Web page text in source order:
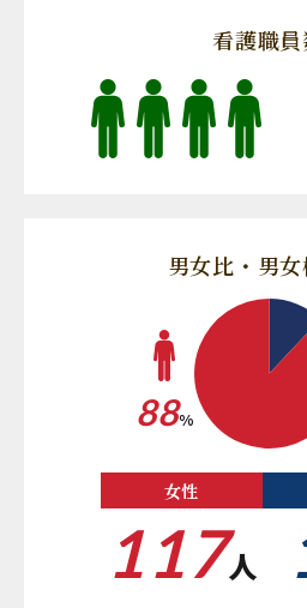
看護職
男女比・男
88%
女性
117人